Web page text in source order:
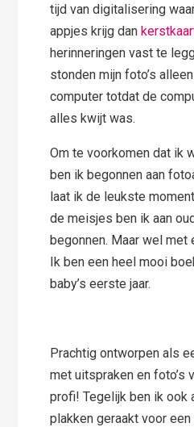
tijd van digitalisering
appjes krijg dan
herinneringen vast te
stonden mijn foto’s
computer totdat de
alles kwijt was.
Om te voorkomen dat ik
ben ik begonnen aan
laat ik de leukste
de meisjes ben ik aan
begonnen. Maar wel met
Ik ben een heel mooi
baby’s eerste jaar.
Prachtig ontworpen als
met uitspraken en foto’s
profi! Tegelijk ben ik ook
plakken geraakt voor